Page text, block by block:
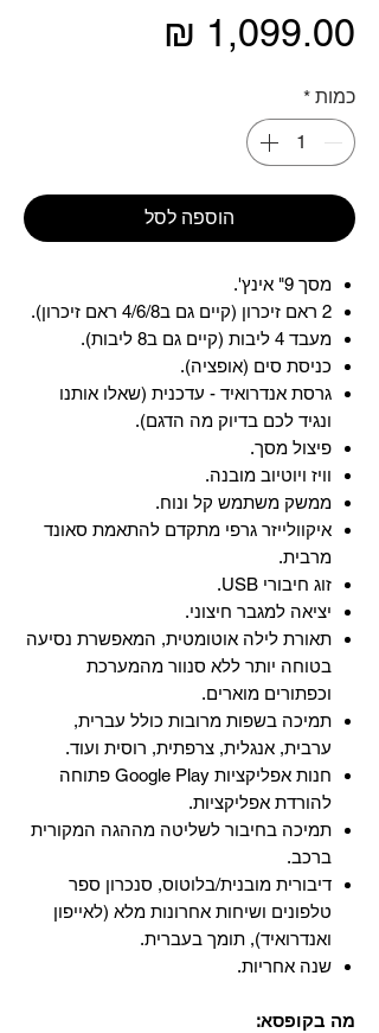
כמות *
הוספה לסל
מסך 9" אינץ'.
2 ראם זיכרון (קיים גם ב4/6/8 ראם זיכרון).
מעבד 4 ליבות (קיים גם ב8 ליבות).
כניסת סים (אופציה).
גרסת אנדרואיד - עדכנית (שאלו אותנו
ונגיד לכם בדיוק מה הדגם).
פיצול מסך.
וויז ויוטיוב מובנה.
ממשק משתמש קל ונוח.
איקוולייזר גרפי מתקדם להתאמת סאונד
מרבית.
זוג חיבורי USB.
יציאה למגבר חיצוני.
תאורת לילה אוטומטית, המאפשרת נסיעה
בטוחה יותר ללא סנוור מהמערכת
וכפתורים מוארים.
תמיכה בשפות מרובות כולל עברית,
ערבית, אנגלית, צרפתית, רוסית ועוד.
‏חנות אפליקציות Google Play פתוחה
להורדת אפליקציות.
‏תמיכה בחיבור לשליטה מההגה המקורית
ברכב.
‏דיבורית מובנית/בלוטוס, ‏סנכרון ספר
טלפונים ושיחות אחרונות מלא (לאייפון
ואנדרואיד), תומך בעברית.
שנה אחריות.
מה בקופסא: